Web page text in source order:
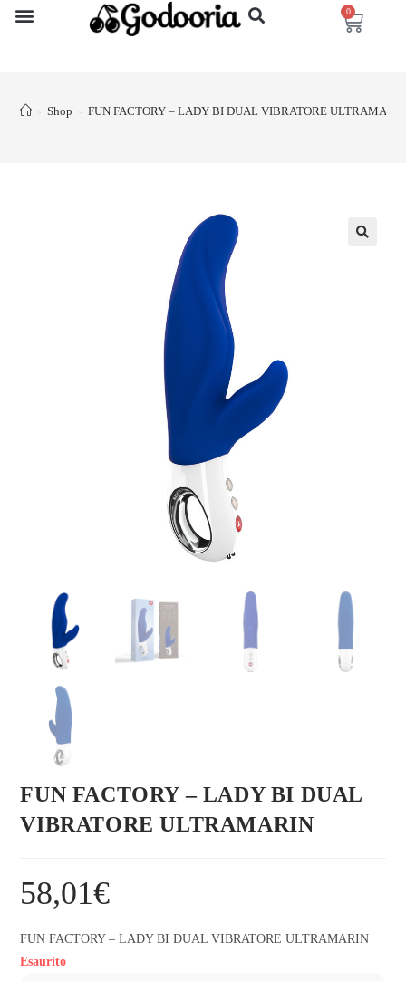
0
> Shop > FUN FACTORY – LADY BI DUAL VIBRATORE
FUN FACTORY – LADY BI DUAL
VIBRATORE ULTRAMARIN
58,01€
FUN FACTORY – LADY BI DUAL VIBRATORE ULTRAMARIN
Esaurito